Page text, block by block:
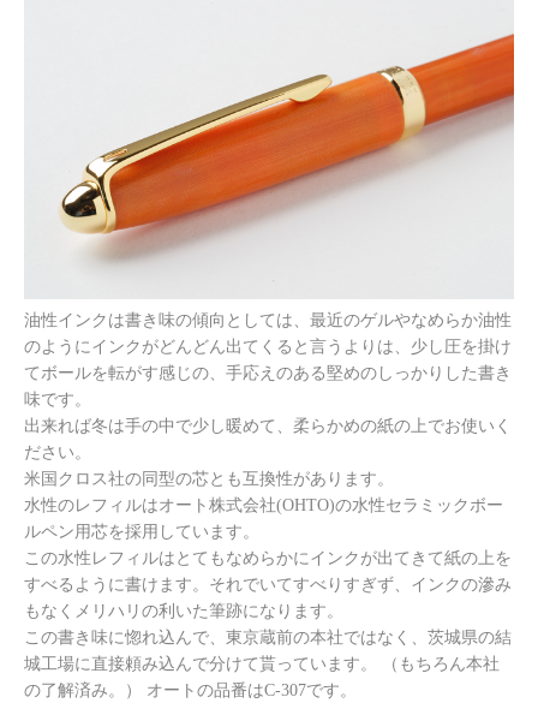
油性インクは書き味の傾向としては、最近のゲルやなめらか油性
のようにインクがどんどん出てくると言うよりは、少し圧を掛け
てボールを転がす感じの、手応えのある堅めのしっかりした書き
味です。
出来れば冬は手の中で少し暖めて、柔らかめの紙の上でお使いく
ださい。
米国クロス社の同型の芯とも互換性があります。
水性のレフィルはオート株式会社(OHTO)の水性セラミックボー
ルペン用芯を採用しています。
この水性レフィルはとてもなめらかにインクが出てきて紙の上を
すべるように書けます。それでいてすべりすぎず、インクの滲み
もなくメリハリの利いた筆跡になります。
この書き味に惚れ込んで、東京蔵前の本社ではなく、茨城県の結
城工場に直接頼み込んで分けて貰っています。 （もちろん本社
の了解済み。） オートの品番はC-307です。